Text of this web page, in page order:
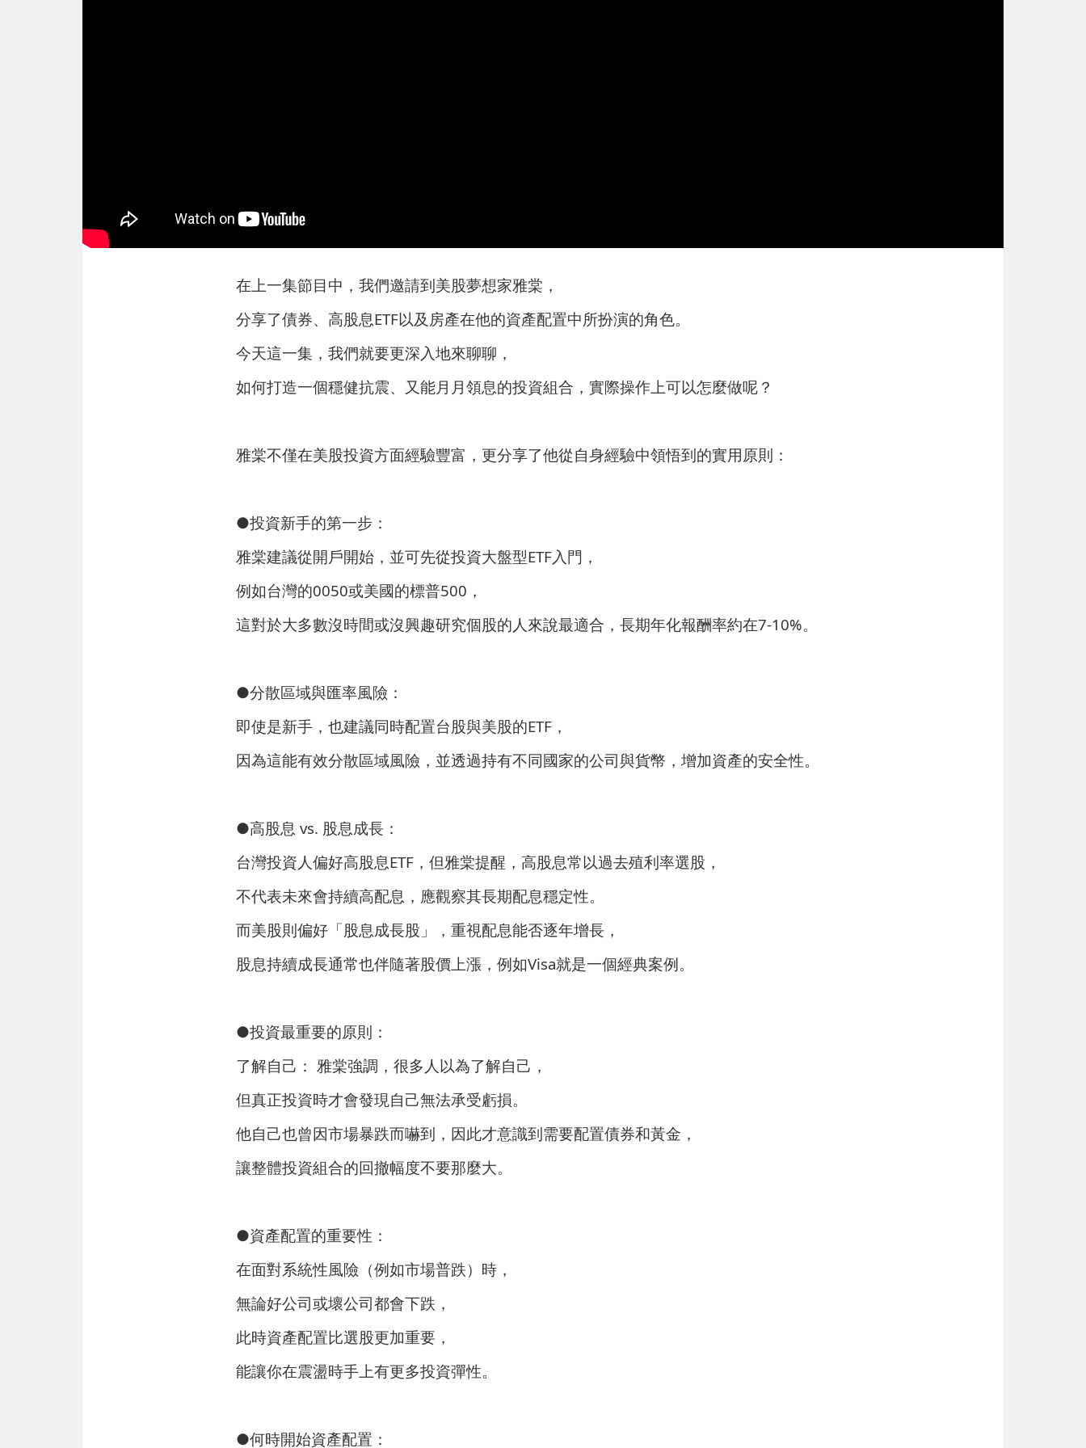
在上一集節目中，我們邀請到美股夢想家雅棠，
分享了債券、高股息ETF以及房產在他的資產配置中所扮演的角色。
今天這一集，我們就要更深入地來聊聊，
如何打造一個穩健抗震、又能月月領息的投資組合，實際操作上可以怎麼做呢？
雅棠不僅在美股投資方面經驗豐富，更分享了他從自身經驗中領悟到的實用原則：
●投資新手的第一步：
雅棠建議從開戶開始，並可先從投資大盤型ETF入門，
例如台灣的0050或美國的標普500，
這對於大多數沒時間或沒興趣研究個股的人來說最適合，長期年化報酬率約在7-10%。
●分散區域與匯率風險：
即使是新手，也建議同時配置台股與美股的ETF，
因為這能有效分散區域風險，並透過持有不同國家的公司與貨幣，增加資產的安全性。
●高股息 vs. 股息成長：
台灣投資人偏好高股息ETF，但雅棠提醒，高股息常以過去殖利率選股，
不代表未來會持續高配息，應觀察其長期配息穩定性。
而美股則偏好「股息成長股」，重視配息能否逐年增長，
股息持續成長通常也伴隨著股價上漲，例如Visa就是一個經典案例。
●投資最重要的原則：
了解自己： 雅棠強調，很多人以為了解自己，
但真正投資時才會發現自己無法承受虧損。
他自己也曾因市場暴跌而嚇到，因此才意識到需要配置債券和黃金，
讓整體投資組合的回撤幅度不要那麼大。
●資產配置的重要性：
在面對系統性風險（例如市場普跌）時，
無論好公司或壞公司都會下跌，
此時資產配置比選股更加重要，
能讓你在震盪時手上有更多投資彈性。
●何時開始資產配置：